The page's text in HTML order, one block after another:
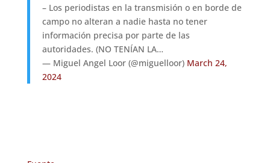
– Los periodistas en la transmisión o en borde de
campo no alteran a nadie hasta no tener
información precisa por parte de las
autoridades. (NO TENÍAN LA…
— Miguel Angel Loor (@miguelloor) March 24,
2024